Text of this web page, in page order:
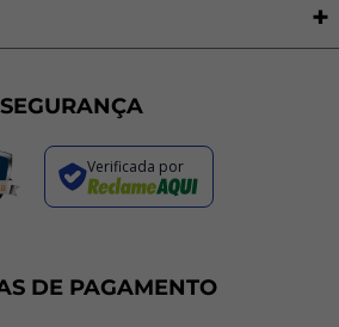
SEGURANÇA
Verificada por
DE PAGAMENTO